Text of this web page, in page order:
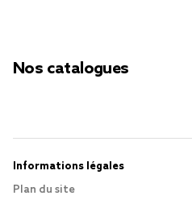
Nos catalogues
Informations légales
Plan du site